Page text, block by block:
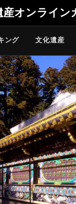
産オンライン
ング 文化遺産